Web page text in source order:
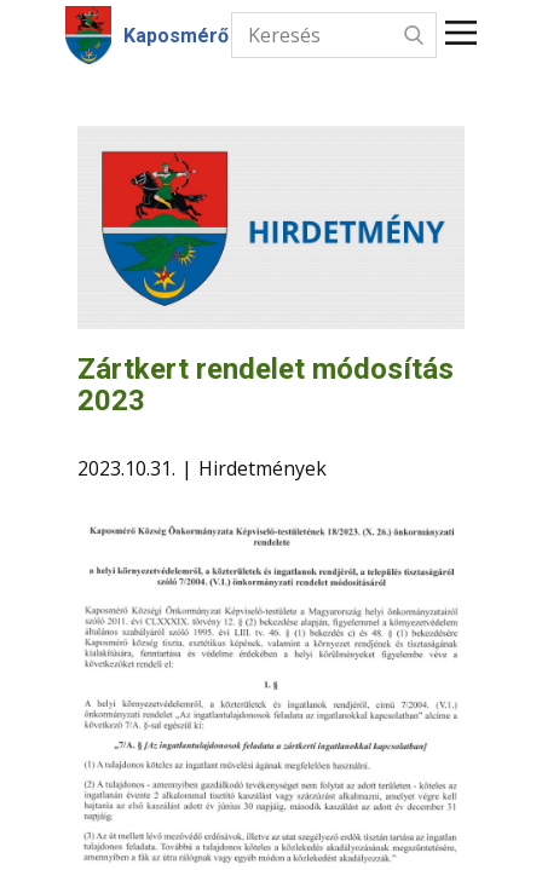
Kaposmérő
Intézmények
Információk
Zártkert rendelet módosítás
2023
2023.10.31. Hirdetmények